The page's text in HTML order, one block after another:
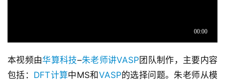
本视频由华算科技–朱老师讲VASP 团队制作，主要内容
包括： DFT计算中MS和 VASP的选择问题。朱老师从模